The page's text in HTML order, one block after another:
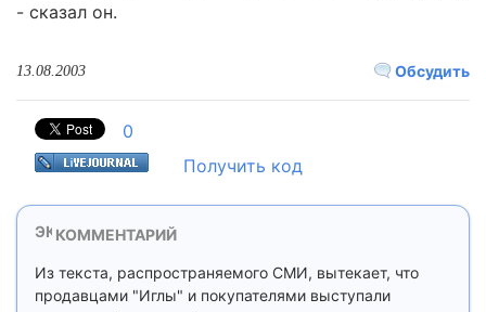
- сказал он.
Обсудить
13.08.2003
0
Получить код
КОММЕНТАРИЙ
Из текста, распространяемого СМИ, вытекает, что
продавцами "Иглы" и покупателями выступали